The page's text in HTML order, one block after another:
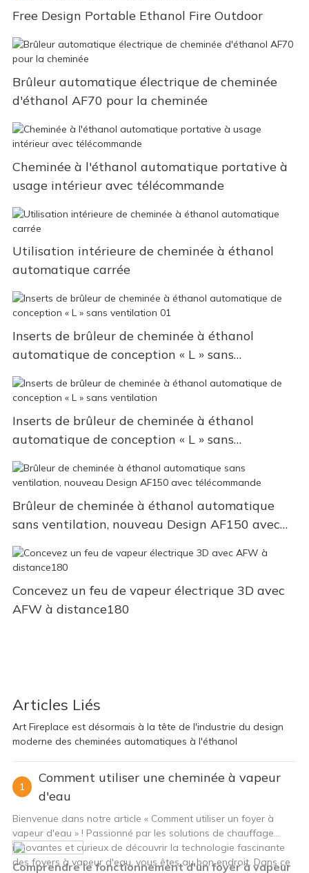
Free Design Portable Ethanol Fire Outdoor
Brûleur automatique électrique de cheminée
d'éthanol AF70 pour la cheminée
Cheminée à l'éthanol automatique portative à
usage intérieur avec télécommande
Utilisation intérieure de cheminée à éthanol
automatique carrée
Inserts de brûleur de cheminée à éthanol
automatique de conception « L » sans
ventilation 01
Inserts de brûleur de cheminée à éthanol
automatique de conception « L » sans
ventilation
Brûleur de cheminée à éthanol automatique
sans ventilation, nouveau Design AF150 avec
télécommande
Concevez un feu de vapeur électrique 3D avec
AFW à distance180
Articles Liés
Art Fireplace est désormais à la tête de l'industrie du design
moderne des cheminées automatiques à l'éthanol
1
Comment utiliser une cheminée à vapeur
d'eau
Bienvenue dans notre article « Comment utiliser un foyer à
vapeur d'eau » ! Passionné par les solutions de chauffage
innovantes et curieux de découvrir la technologie fascinante
des foyers à vapeur d'eau, vous êtes au bon endroit. Dans ce
Comprendre le fonctionnement d'un foyer à vapeur